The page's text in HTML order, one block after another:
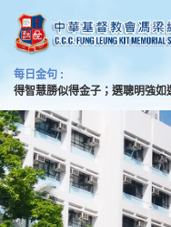
每日金句 :
得智慧勝似得金子；選聰明強如